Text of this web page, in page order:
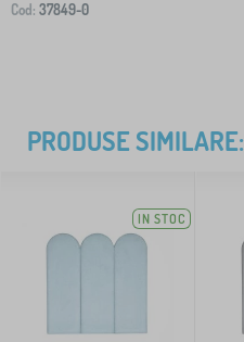
Cod: 37849-0
PRODUSE SIMILARE:
IN STOC